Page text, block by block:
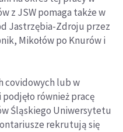
z JSW pomaga także w
Jastrzębia-Zdroju przez
Mikołów po Knurów i
covidowych lub w
również pracę
Śląskiego Uniwersytetu
rekrutują się